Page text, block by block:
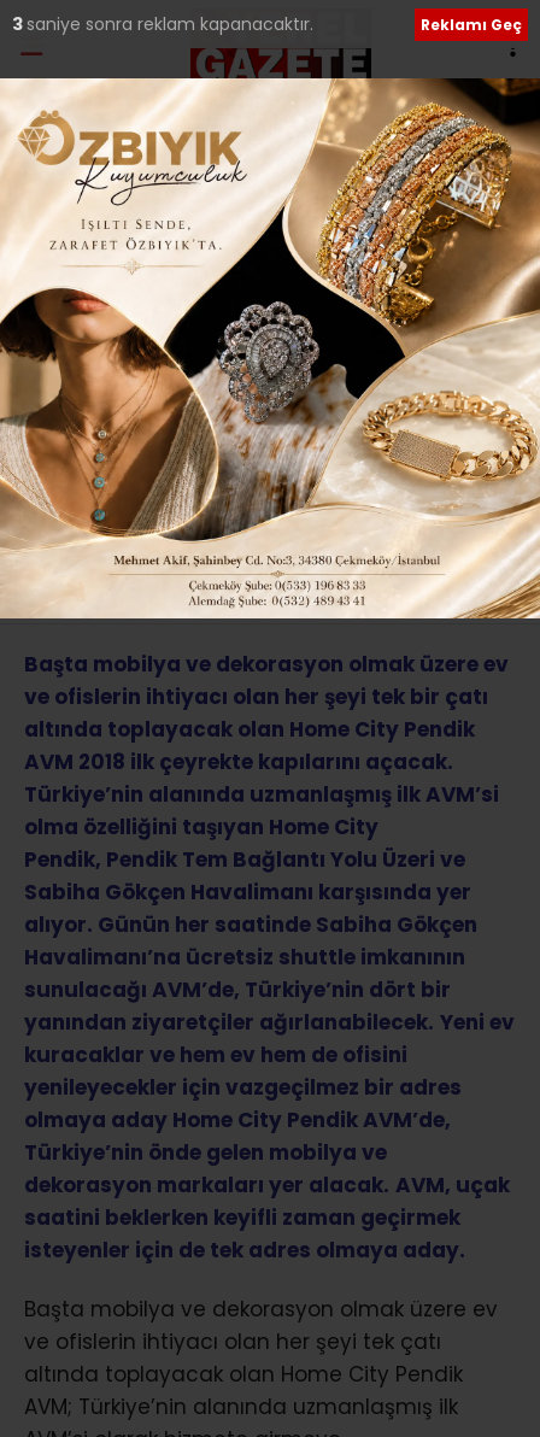
Ana Sayfa›Ekonomi
SADECE İSTANBUL’A
DEĞİL TÜM TÜRKİYE’YE
HİZMET VERECEK..
Giriş: 22-01-2018 10:33 615 Ekonomi Tüm Manşetler
ABONE OL
Başta mobilya ve dekorasyon olmak üzere ev
ve ofislerin ihtiyacı olan her şeyi tek bir çatı
altında toplayacak olan Home City Pendik
AVM 2018 ilk çeyrekte kapılarını açacak.
Türkiye’nin alanında uzmanlaşmış ilk AVM’si
olma özelliğini taşıyan Home City
Pendik, Pendik Tem Bağlantı Yolu Üzeri ve
Sabiha Gökçen Havalimanı karşısında yer
alıyor. Günün her saatinde Sabiha Gökçen
Havalimanı’na ücretsiz shuttle imkanının
sunulacağı AVM’de, Türkiye’nin dört bir
yanından ziyaretçiler ağırlanabilecek. Yeni ev
kuracaklar ve hem ev hem de ofisini
yenileyecekler için vazgeçilmez bir adres
olmaya aday Home City Pendik AVM’de,
Türkiye’nin önde gelen mobilya ve
dekorasyon markaları yer alacak. AVM, uçak
saatini beklerken keyifli zaman geçirmek
isteyenler için de tek adres olmaya aday.
Başta mobilya ve dekorasyon olmak üzere ev
ve ofislerin ihtiyacı olan her şeyi tek çatı
altında toplayacak olan Home City Pendik
AVM; Türkiye’nin alanında uzmanlaşmış ilk
2 saniye sonra reklam kapanacaktır. Reklamı Geç